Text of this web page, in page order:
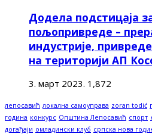
Додела подстицаја
пољопривреде –
индустрије,
на територији АП
3. март 2023. 1,872
лепосавић локална самоуправа zoran todić
година конкурс Општина Лепосавић спорт
догађаји омладински клуб српска нова